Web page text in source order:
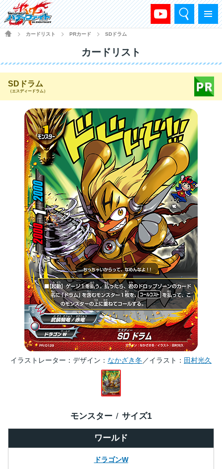
メニュー
検索
HOME
カードリスト PRカード SDドラム
カードリスト
SDドラム
（エスディードラム）
イラストレーター デザイン： なかざき冬 ／イラスト： 田村光久
ワールド
ドラゴンW
モンスター サイズ1